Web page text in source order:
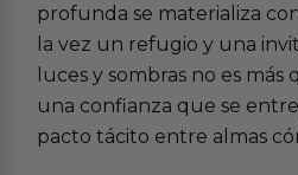
profunda se materializa
la vez un refugio y una
luces y sombras no es
una confianza que se
pacto tácito entre almas